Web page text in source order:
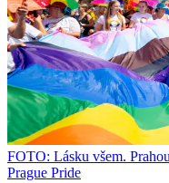
FOTO: Lásku všem.
Prague Pride